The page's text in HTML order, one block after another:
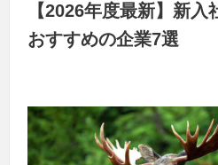
【2026年度最新】新
おすすめの企業7選